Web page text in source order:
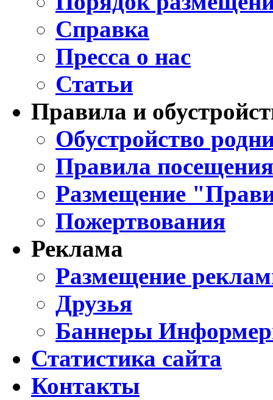
Справка
Пресса о нас
Статьи
Правила и
Обустройство
Правила
Размещение
Пожертвования
Реклама
Размещение
Друзья
Баннеры
Статистика сайта
Контакты